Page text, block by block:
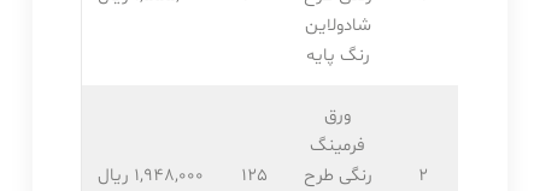
شادولاین
رنگ پایه
2
ورق
فرمینگ
رنگی طرح
125 1,948,۰۰۰ ریال